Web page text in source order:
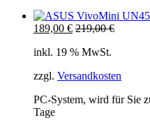
189,00 € 219,00€
inkl. 19 % MwSt.
zzgl. Versandkosten
PC-System, wird für Sie
Tage